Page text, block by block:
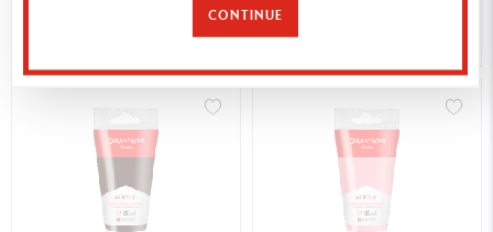
CONTINUE